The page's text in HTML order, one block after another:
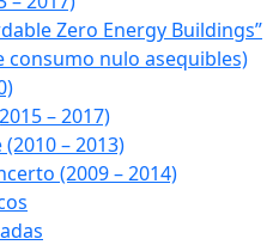
Zero Energy Buildings”
consumo nulo asequibles)
– 2017)
– 2013)
(2009 – 2014)